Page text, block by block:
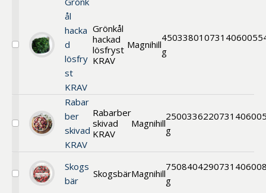
Välj
ål
hacka
d
lösfry
st
KRAV
Grönkål
hackad
lösfryst
KRAV
Magnihill
450
g
33801
Välj
Rabar
ber
skivad
KRAV
Rabarber
skivad
KRAV
Magnihill
2500
g
33622
Välj
Skogs
bär
SkogsbärMagnihill
750
g
840429